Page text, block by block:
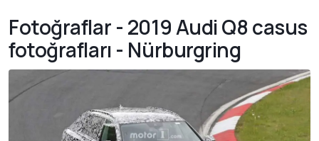
Fotoğraflar - 2019 Audi Q8 casus
fotoğrafları - Nürburgring